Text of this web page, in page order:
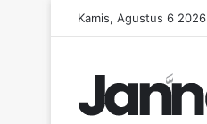
Kamis, Agustus 6 2026